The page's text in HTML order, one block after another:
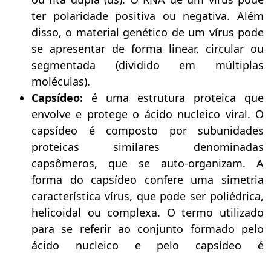
ter polaridade positiva ou negativa. Além
disso, o material genético de um vírus pode
se apresentar de forma linear, circular ou
segmentada (dividido em múltiplas
moléculas).
Capsídeo: é uma estrutura proteica que
envolve e protege o ácido nucleico viral. O
capsídeo é composto por subunidades
proteicas similares denominadas
capsômeros, que se auto-organizam. A
forma do capsídeo confere uma simetria
característica vírus, que pode ser poliédrica,
helicoidal ou complexa. O termo utilizado
para se referir ao conjunto formado pelo
ácido nucleico e pelo capsídeo é